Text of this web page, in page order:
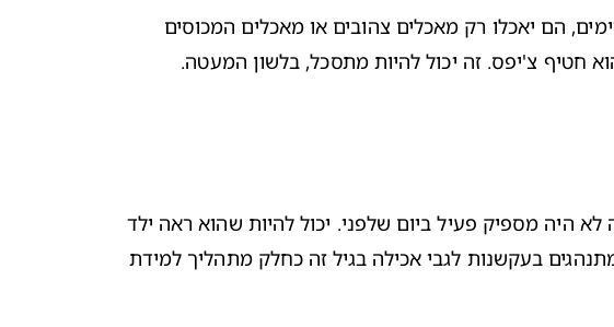
חטיף צ'יפס. זה יכול להיות מתסכל, בלשון המעטה.